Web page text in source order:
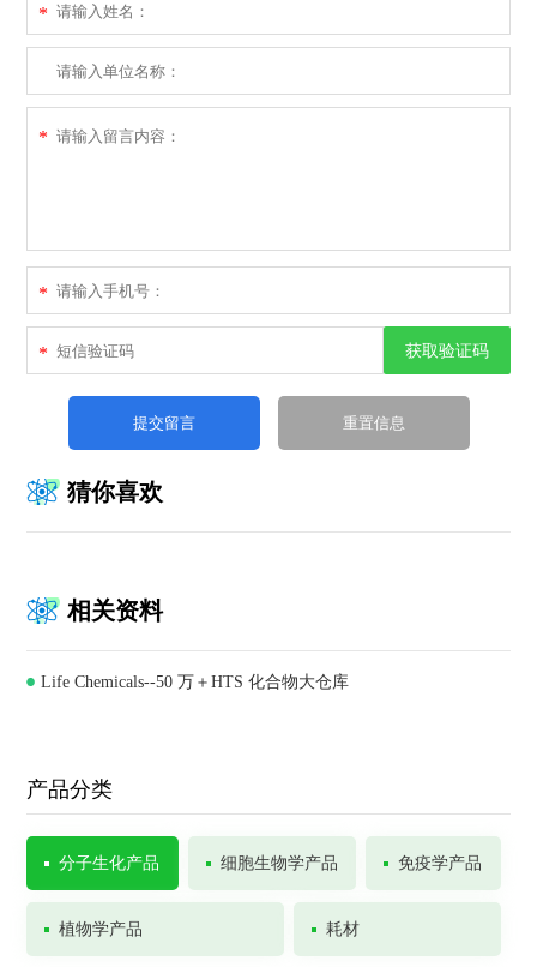
*
*
*
* 获取验证码
猜你喜欢
相关资料
Life Chemicals--50 万＋HTS 化合物大仓库
产品分类
分子生化产品 细胞生物学产品 免疫学产品
植物学产品 耗材